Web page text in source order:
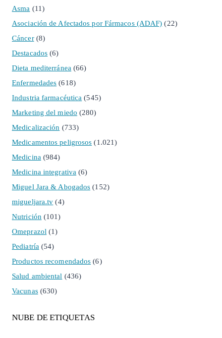
Asma (11)
Asociación de Afectados por Fármacos (ADAF) (22)
Cáncer(8)
Destacados (6)
Dieta mediterránea (66)
Enfermedades (618)
Industria farmacéutica (545)
Marketing del miedo (280)
Medicalización (733)
Medicamentos peligrosos (1.021)
Medicina (984)
Medicina integrativa (6)
Miguel Jara & Abogados (152)
migueljara.tv (4)
Nutrición (101)
Omeprazol (1)
Pediatría (54)
Productos recomendados (6)
Salud ambiental (436)
Vacunas(630)
NUBE DE ETIQUETAS